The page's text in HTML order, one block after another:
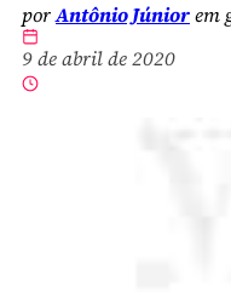
porAntônio Júniorem
9 de abril de 2020